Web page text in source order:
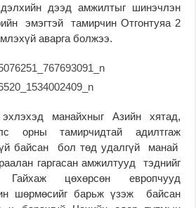
дээд амжилтыг шинэчлэн
эмэгтэй тамирчин Отгонтуяа 2
аварга болжээ.
манайхныг Азийн хятад,
орны тамирчидтай адилтгаж
байсан бол төд удалгүй манай
гаргасан амжилтууд тэднийг
цөхөрсөн европчууд
шөрмөсийг барьж үзэж байсан